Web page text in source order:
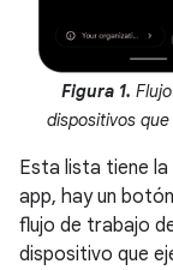
Figura 1.
dispositivos
Esta lista tiene
app, hay un botón
flujo de trabajo
dispositivo que